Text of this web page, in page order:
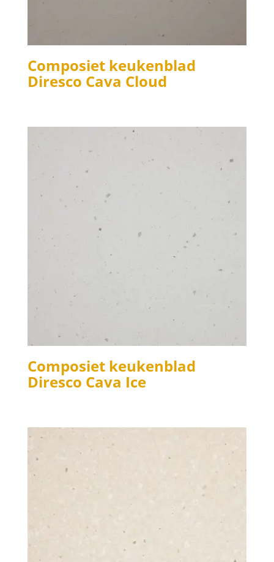
Composiet keukenblad
Diresco Cava Cloud
Composiet keukenblad
Diresco Cava Ice